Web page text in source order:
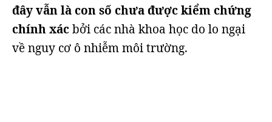
đây vẫn là con số chưa được kiểm chứng
chính xácbởi các nhà khoa học do lo ngại
về nguy cơ ô nhiễm môi trường.